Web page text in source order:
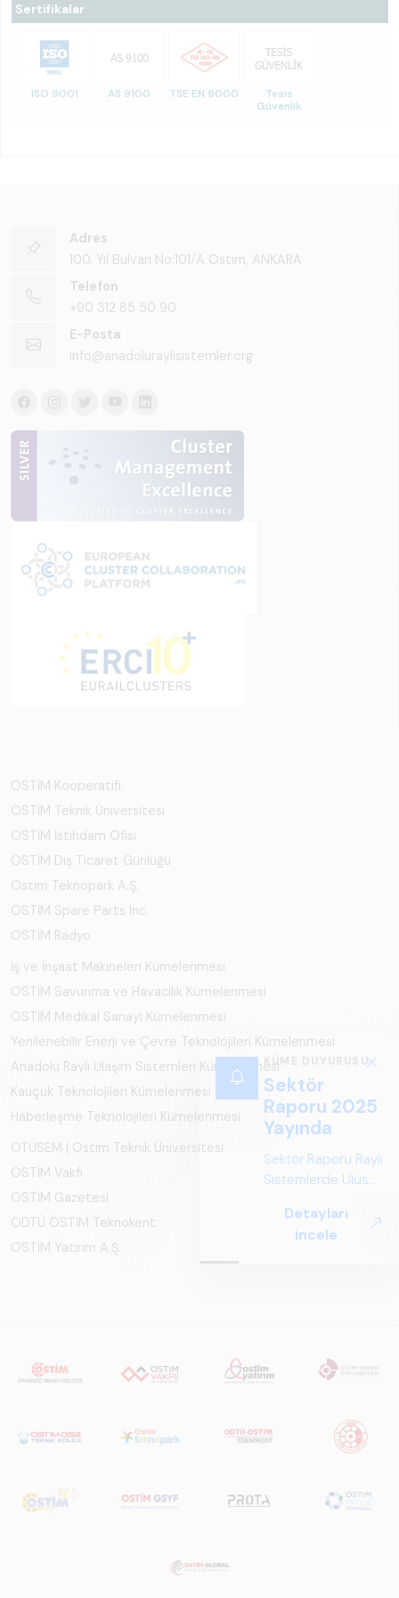
Sertifikalar
ISO 9001 AS 9100 TSE EN 9000
Tesis
Güvenlik
KÜME DUYURUSU
Sektör
Raporu 2025
Yayında
Sektör Raporu Raylı
Sistemlerde Ulusal
Perspektif ARUS
tarafından
Türkiye ve dünya
genelindeki raylı
sektörünü teknoloji
eğilimleri,
perspektifi
Detayları
incele
Adres
100. Yıl Bulvarı No:101/A Ostim, ANKARA
Telefon
+90 312 85 50 90
E-Posta
info@anadoluraylisistemler.org
OSTİM Kooperatifi
OSTİM Teknik Üniversitesi
OSTİM İstihdam Ofisi
OSTİM Dış Ticaret Günlüğü
Ostim Teknopark A.Ş.
OSTİM Spare Parts Inc.
OSTİM Radyo
İş ve İnşaat Makineleri Kümelenmesi
OSTİM Savunma ve Havacılık Kümelenmesi
OSTİM Medikal Sanayi Kümelenmesi
Yenilenebilir Enerji ve Çevre Teknolojileri Kümelenmesi
Anadolu Raylı Ulaşım Sistemleri Kümelenmesi
Kauçuk Teknolojileri Kümelenmesi
Haberleşme Teknolojileri Kümelenmesi
OTÜSEM | Ostim Teknik Üniversitesi
OSTİM Vakfı
OSTİM Gazetesi
ODTÜ OSTİM Teknokent
OSTİM Yatırım A.Ş.